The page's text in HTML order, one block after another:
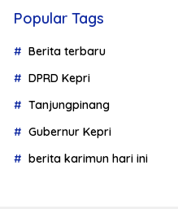
Popular Tags
Berita terbaru
DPRD Kepri
Tanjungpinang
Gubernur Kepri
berita karimun hari ini